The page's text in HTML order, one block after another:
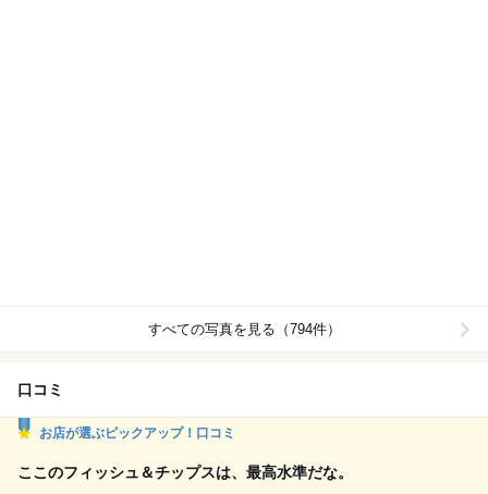
すべての写真を見る（794件）
口コミ
お店が選ぶピックアップ！口コミ
ここのフィッシュ＆チップスは、最高水準だな。